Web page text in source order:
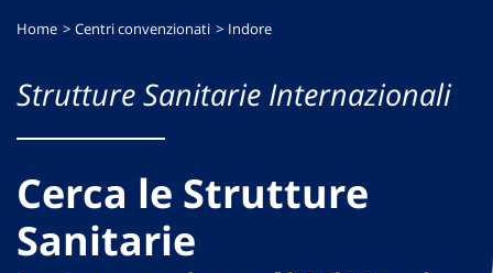
Home Centri convenzionati Indore
Strutture Sanitarie Internazionali
Cerca le Strutture
Sanitarie